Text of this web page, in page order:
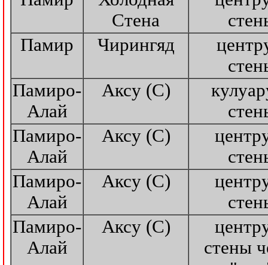
Стена
Памир
Чирингяд
Памиро-
Алай
Аксу (С)
Памиро-
Алай
Аксу (С)
Памиро-
Алай
Аксу (С)
Памиро-
Алай
Аксу (С)
стены